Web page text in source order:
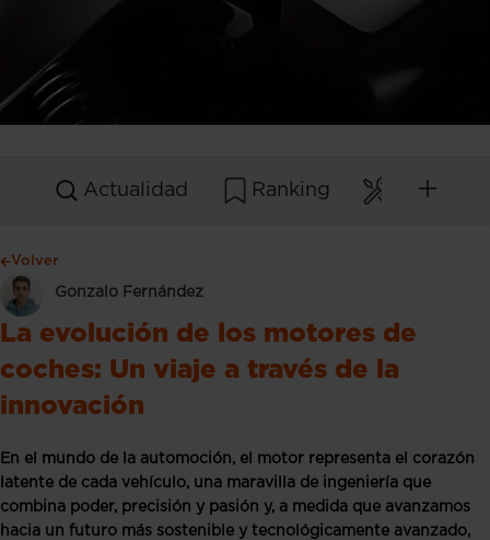
Actualidad Ranking
Volver
Gonzalo Fernández
La evolución de los motores de
coches: Un viaje a través de la
innovación
En el mundo de la automoción, el motor representa el corazón
latente de cada vehículo, una maravilla de ingeniería que
combina poder, precisión y pasión y, a medida que avanzamos
hacia un futuro más sostenible y tecnológicamente avanzado,